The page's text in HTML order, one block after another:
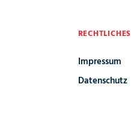
RECHTLICHES
Impressum
Datenschutz